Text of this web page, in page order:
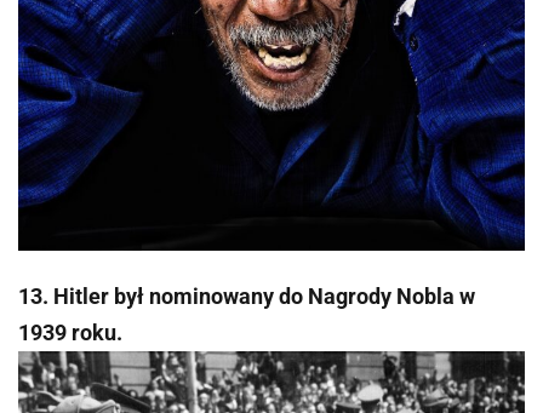
13. Hitler był nominowany do Nagrody Nobla w
1939 roku.